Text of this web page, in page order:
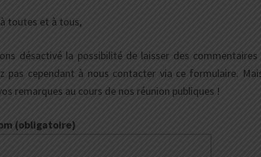
toutes et à tous,
désactivé la possibilité de laisser des
pas cependant à nous contacter via ce formulaire.
remarques au cours de nos réunion publiques !
(obligatoire)